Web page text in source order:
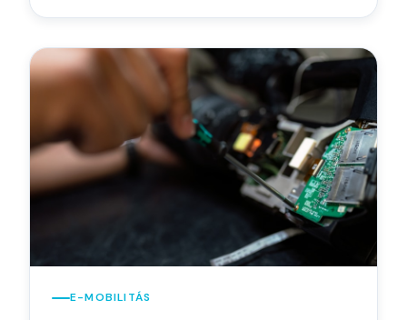
E-MOBILITÁS